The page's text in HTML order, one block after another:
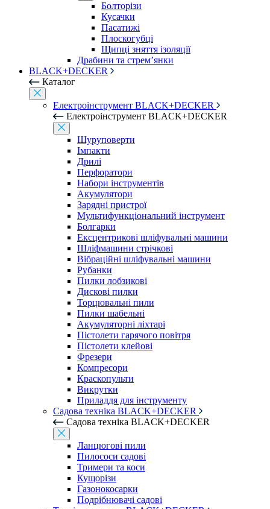
Болторізи
Кусачки
Пасатижі
Плоскогубці
Щипці зняття ізоляції
Драбини та стрем’янки
BLACK+DECKER
Каталог
Електроінструмент BLACK+DECKER
Електроінструмент BLACK+DECKER
Шуруповерти
Імпакти
Дрилі
Перфоратори
Набори інструментів
Акумулятори
Зарядні пристрої
Мультифункціональний інструмент
Болгарки
Ексцентрикові шліфувальні машини
Шліфмашини стрічкові
Вібраційні шліфувальні машини
Рубанки
Пилки лобзикові
Дискові пилки
Торцювальні пили
Пилки шабельні
Акумуляторні ліхтарі
Пістолети гарячого повітря
Пістолети клейові
Фрезери
Компресори
Краскопульти
Викрутки
Приладдя для інструменту
Садова техніка BLACK+DECKER
Садова техніка BLACK+DECKER
Ланцюгові пили
Пилососи садові
Тримери та коси
Кущорізи
Газонокосарки
Подрібнювачі садові